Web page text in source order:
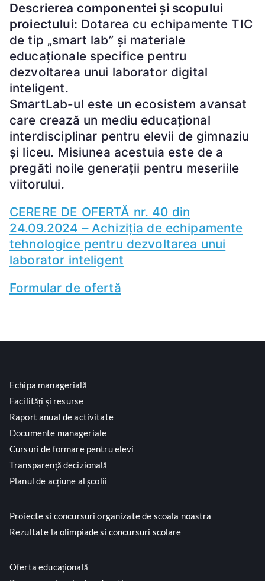
Descrierea componentei și scopului
proiectului: Dotarea cu echipamente TIC
de tip „smart lab” și materiale
educaționale specifice pentru
dezvoltarea unui laborator digital
inteligent.
SmartLab-ul este un ecosistem avansat
care crează un mediu educațional
interdisciplinar pentru elevii de gimnaziu
și liceu. Misiunea acestuia este de a
pregăti noile generații pentru meseriile
viitorului.
CERERE DE OFERTĂ nr. 40 din
24.09.2024 – Achiziția de echipamente
tehnologice pentru dezvoltarea unui
laborator inteligent
Formular de ofertă
Echipa managerială
Facilități și resurse
Raport anual de activitate
Documente manageriale
Cursuri de formare pentru elevi
Transparență decizională
Planul de acțiune al școlii
Proiecte si concursuri organizate de scoala noastra
Rezultate la olimpiade si concursuri scolare
Oferta educațională